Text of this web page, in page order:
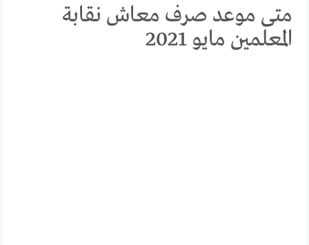
متى موعد صرف معاش نقابة
المعلمين مايو 2021